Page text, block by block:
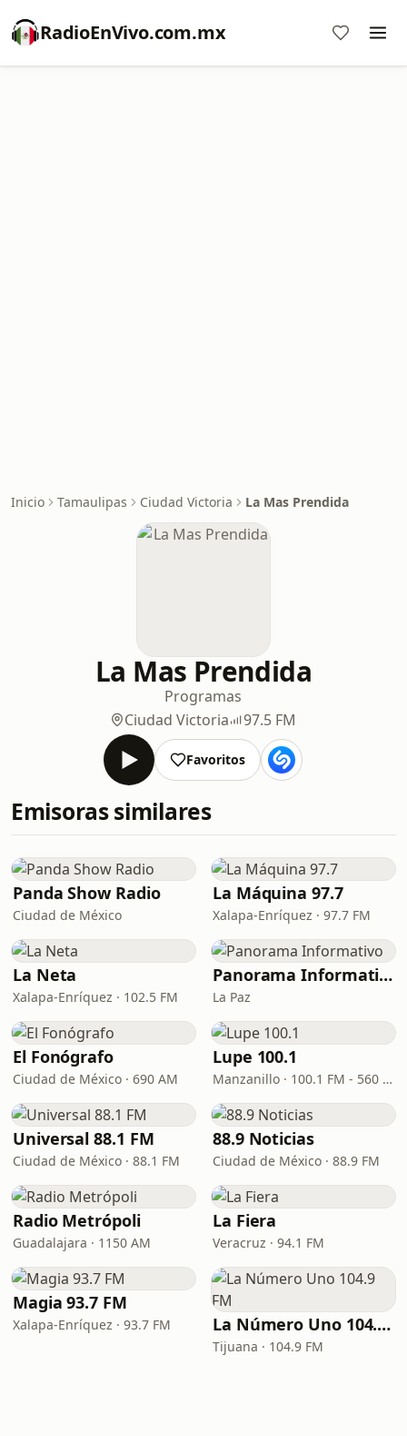
RadioEnVivo.com.mx
Inicio Tamaulipas Ciudad Victoria La Mas Prendida
La Mas Prendida
Programas
Ciudad Victoria
97.5 FM
Favoritos
Emisoras similares
Panda Show Radio
Ciudad de México
La Máquina 97.7
Xalapa-Enríquez · 97.7 FM
La Neta
Xalapa-Enríquez · 102.5 FM
Panorama Informativo
La Paz
El Fonógrafo
Ciudad de México · 690 AM
Lupe 100.1
Manzanillo · 100.1 FM - 560 AM
Universal 88.1 FM
Ciudad de México · 88.1 FM
88.9 Noticias
Ciudad de México · 88.9 FM
Radio Metrópoli
Guadalajara · 1150 AM
La Fiera
Veracruz · 94.1 FM
Magia 93.7 FM
Xalapa-Enríquez · 93.7 FM La Número Uno 104.9 FM
Tijuana · 104.9 FM